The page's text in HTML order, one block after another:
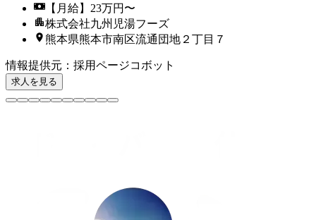
【月給】23万円〜
株式会社九州児湯フーズ
熊本県熊本市南区流通団地２丁目７
情報提供元 ： 採用ページコボット
求人を見る